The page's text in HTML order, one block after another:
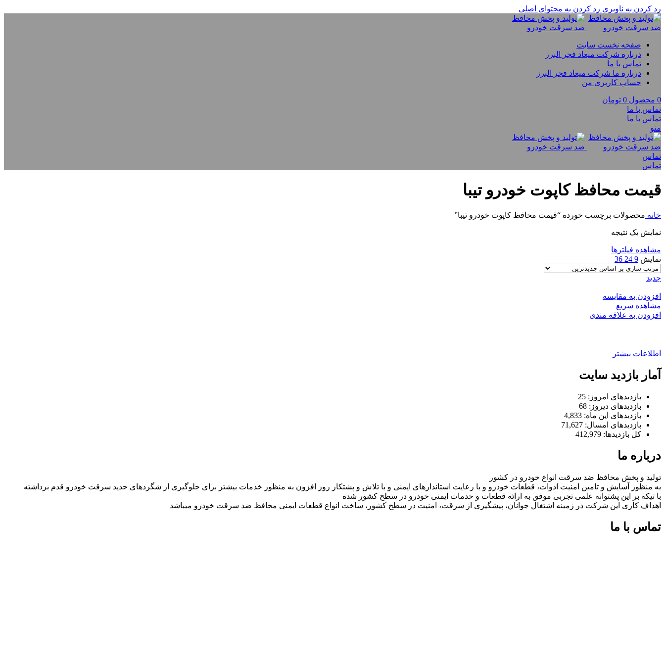
رد کردن به ناوبری رد کردن به محتوای اصلی
صفحه نخست سایت
درباره شرکت میعاد فجر البرز
تماس با ما
درباره ما شرکت میعاد فجر البرز
حساب کاربری من
0 محصول 0 تومان
تماس با ما
تماس با ما
منو
تماس
تماس
قیمت محافظ کاپوت خودرو تیبا
خانه محصولات برچسب خورده “قیمت محافظ کاپوت خودرو تیبا”
نمایش یک نتیجه
مشاهده فیلترها
نمایش 9
24
36
جدید
افزودن به مقایسه
مشاهده سریع
افزودن به علاقه مندی
اطلاعات بیشتر
آمار بازدید سایت
بازدیدهای امروز: 25
بازدیدهای دیروز: 68
بازدیدهای این ماه: 4,833
بازدیدهای امسال: 71,627
کل بازدیدها: 412,979
درباره ما
تولید و پخش محافظ ضد سرقت انواع خودرو در کشور
به منظور آسایش و تامین امنیت ادوات، قطعات خودرو و با رعایت استاندارهای ایمنی و با تلاش و پشتکار روز افزون به منظور خدمات بیشتر برای جلوگیری از شگردهای جدید سرقت خودرو قدم برداشته
با تیکه بر این پشتوانه علمی تجربی موفق به ارائه قطعات و خدمات ایمنی خودرو در سطح کشور شده
اهداف کاری این شرکت در زمینه اشتغال جوانان، پیشگیری از سرقت، امنیت در سطح کشور، ساخت انواع قطعات ایمنی محافظ ضد سرقت خودرو میباشد
تماس با ما